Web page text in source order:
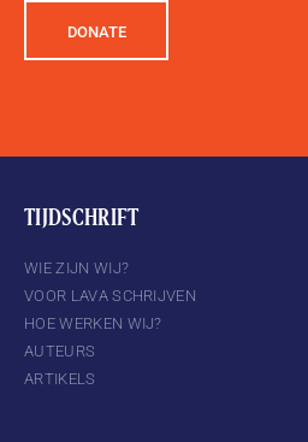
DONATE
TIJDSCHRIFT
WIE ZIJN WIJ?
VOOR LAVA SCHRIJVEN
HOE WERKEN WIJ?
AUTEURS
ARTIKELS